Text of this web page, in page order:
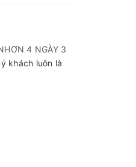
4 NGÀY 3
khách luôn là